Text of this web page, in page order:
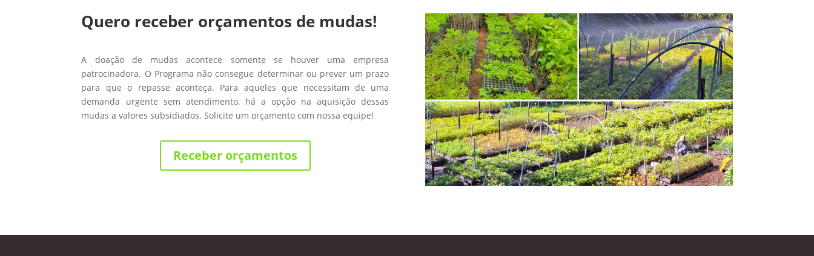
Quero receber orçamentos de mudas!
A doação de mudas acontece somente se houver uma empresa
patrocinadora. O Programa não consegue determinar ou prever um prazo
para que o repasse aconteça. Para aqueles que necessitam de uma
demanda urgente sem atendimento, há a opção na aquisição dessas
mudas a valores subsidiados. Solicite um orçamento com nossa equipe!
Receber orçamentos